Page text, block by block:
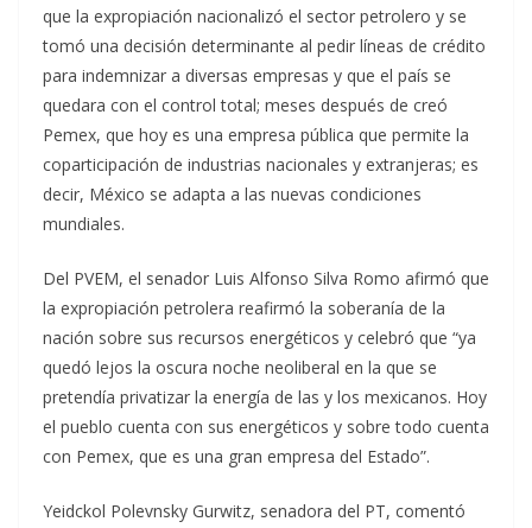
que la expropiación nacionalizó el sector petrolero y se
tomó una decisión determinante al pedir líneas de crédito
para indemnizar a diversas empresas y que el país se
quedara con el control total; meses después de creó
Pemex, que hoy es una empresa pública que permite la
coparticipación de industrias nacionales y extranjeras; es
decir, México se adapta a las nuevas condiciones
mundiales.
Del PVEM, el senador Luis Alfonso Silva Romo afirmó que
la expropiación petrolera reafirmó la soberanía de la
nación sobre sus recursos energéticos y celebró que “ya
quedó lejos la oscura noche neoliberal en la que se
pretendía privatizar la energía de las y los mexicanos. Hoy
el pueblo cuenta con sus energéticos y sobre todo cuenta
con Pemex, que es una gran empresa del Estado”.
Yeidckol Polevnsky Gurwitz, senadora del PT, comentó